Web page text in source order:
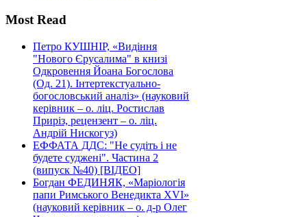
Most Read
Петро КУШНІР, «Видіння
"Нового Єрусалима" в книзі
Одкровення Йоана Богослова
(Од. 21). Інтертекстуально-
богословський аналіз» (науковий
керівник – о. ліц. Ростислав
Приріз, рецензент – о. ліц.
Андрій Нискогуз)
ЕФФАТА ДДС: "Не судіть і не
будете суджені". Частина 2
(випуск №40) [ВІДЕО]
Богдан ФЕДИНЯК, «Маріологія
папи Римського Венедикта XVI»
(науковий керівник – о. д-р Олег